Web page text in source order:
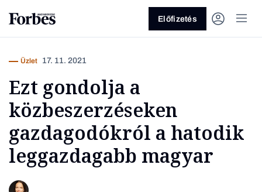
Vagy fedezze fel a következő
Előfizetés
Üzlet 17. 11. 2021
Ezt gondolja a
közbeszerzéseken
gazdagodókról a hatodik
leggazdagabb magyar